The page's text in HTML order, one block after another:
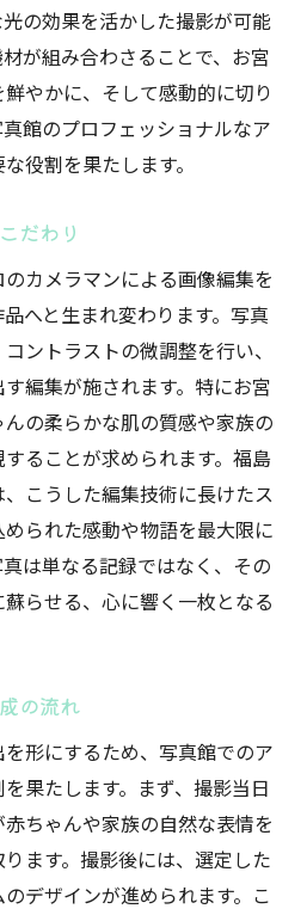
の効果を活かした撮影が可能
が組み合わさることで、お宮
やかに、そして感動的に切り
館のプロフェッショナルなア
役割を果たします。
だわり
カメラマンによる画像編集を
へと生まれ変わります。写真
ントラストの微調整を行い、
編集が施されます。特にお宮
の柔らかな肌の質感や家族の
ることが求められます。福島
こうした編集技術に長けたス
られた感動や物語を最大限に
は単なる記録ではなく、その
らせる、心に響く一枚となる
の流れ
形にするため、写真館でのア
果たします。まず、撮影当日
ちゃんや家族の自然な表情を
ます。撮影後には、選定した
デザインが進められます。こ